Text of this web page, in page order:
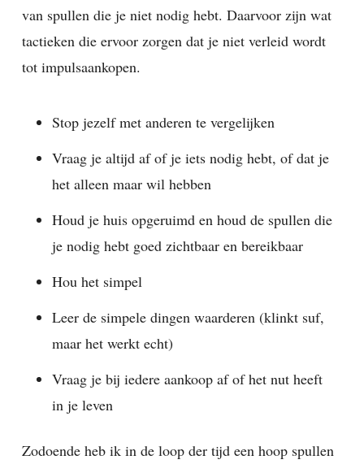
van spullen die je niet nodig hebt. Daarvoor zijn wat
tactieken die ervoor zorgen dat je niet verleid wordt
tot impulsaankopen.
Stop jezelf met anderen te vergelijken
Vraag je altijd af of je iets nodig hebt, of dat je
het alleen maar wil hebben
Houd je huis opgeruimd en houd de spullen die
je nodig hebt goed zichtbaar en bereikbaar
Hou het simpel
Leer de simpele dingen waarderen (klinkt suf,
maar het werkt echt)
Vraag je bij iedere aankoop af of het nut heeft
in je leven
Zodoende heb ik in de loop der tijd een hoop spullen